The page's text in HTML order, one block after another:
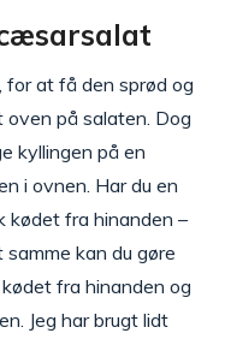
for at få den sprød og
på salaten. Dog
kyllingen på en
i ovnen. Har du en
kødet fra hinanden –
kan du gøre
fra hinanden og
Jeg har brugt lidt